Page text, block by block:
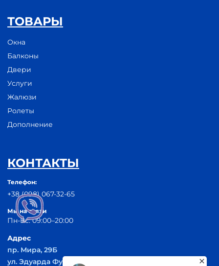
ТОВАРЫ
Окна
Балконы
Двери
Услуги
Жалюзи
Ролеты
Дополнение
КОНТАКТЫ
Телефон:
+38 (098) 067-32-65
Мы на связи
Пн-Вс: 09:00–20:00
Адрес
пр. Мира, 29Б
ул. Эдуарда Фукса 55